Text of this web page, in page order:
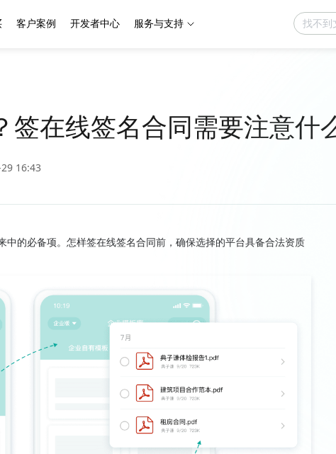
客户案例 开发者中心 服务与支持
签在线签名合同需要注意什
16:43
的必备项。怎样签在线签名合同前，确保选择的平台具备合法资质